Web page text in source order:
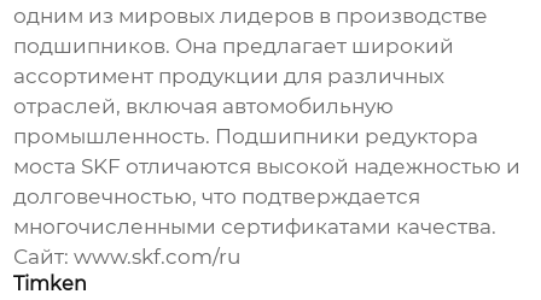
одним из мировых лидеров в производстве
подшипников. Она предлагает широкий
ассортимент продукции для различных
отраслей, включая автомобильную
промышленность. Подшипники редуктора
моста SKF отличаются высокой надежностью и
долговечностью, что подтверждается
многочисленными сертификатами качества.
Сайт:www.skf.com/ru
Timken